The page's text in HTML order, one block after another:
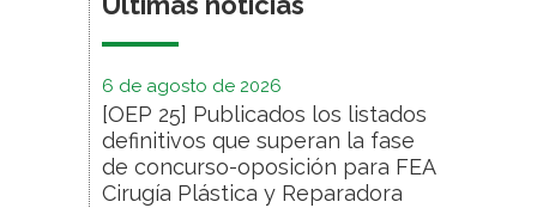
6 de agosto de 2026
[OEP 25] Publicados los listados
definitivos que superan la fase
de concurso-oposición para FEA
Cirugía Plástica y Reparadora